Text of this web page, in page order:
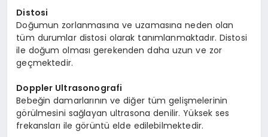
Distosi
Doğumun zorlanmasına ve uzamasına neden olan
tüm durumlar distosi olarak tanımlanmaktadır. Distosi
ile doğum olması gerekenden daha uzun ve zor
geçmektedir.
Doppler Ultrasonografi
Bebeğin damarlarının ve diğer tüm gelişmelerinin
görülmesini sağlayan ultrasona denilir. Yüksek ses
frekansları ile görüntü elde edilebilmektedir.